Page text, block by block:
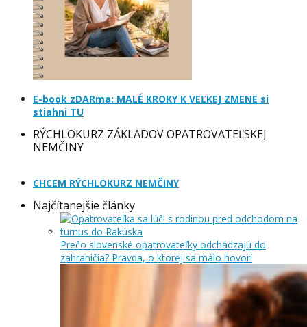
E-book zDARma: MALÉ KROKY K VEĽKEJ ZMENE si
stiahni TU
RÝCHLOKURZ ZÁKLADOV OPATROVATEĽSKEJ
NEMČINY
CHCEM RÝCHLOKURZ NEMČINY
Najčítanejšie články
Prečo slovenské opatrovateľky odchádzajú do
zahraničia? Pravda, o ktorej sa málo hovorí